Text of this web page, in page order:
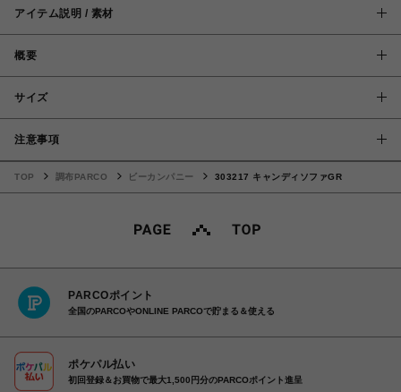
アイテム説明 / 素材
概要
サイズ
注意事項
TOP 調布PARCO ビーカンパニー 303217 キャンディソファGR
PARCOポイント
全国のPARCOやONLINE PARCOで貯まる＆使える
ポケパル払い
初回登録＆お買物で最大1,500円分のPARCOポイント進呈